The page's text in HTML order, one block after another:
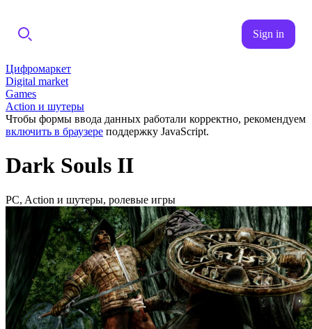
Sign in
Цифромаркет
Digital market
Games
Action и шутеры
Чтобы формы ввода данных работали корректно, рекомендуем
включить в браузере поддержку JavaScript.
Dark Souls II
PC, Action и шутеры, ролевые игры